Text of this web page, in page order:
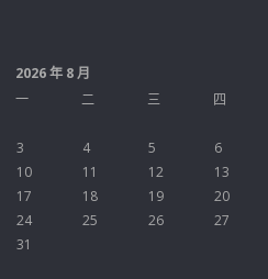
2026 年 8 月
一
二 三 四
3
4 5 6
10
11 12 13
17
18 19 20
24
25 26 27
31